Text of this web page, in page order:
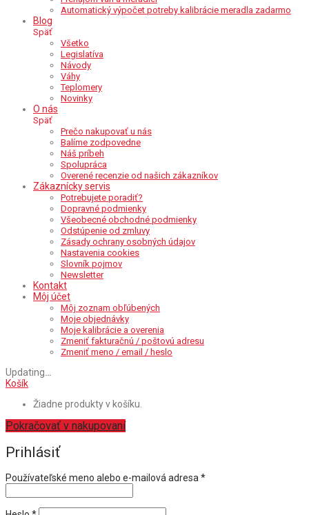
Automatický výpočet potreby kalibrácie meradla zadarmo
Blog
Späť
Všetko
Legislatíva
Návody
Váhy
Teplomery
Novinky
O nás
Späť
Prečo nakupovať u nás
Balíme zodpovedne
Náš príbeh
Spolupráca
Overené recenzie od našich zákazníkov
Zákaznícky servis
Potrebujete poradiť?
Dopravné podmienky
Všeobecné obchodné podmienky
Odstúpenie od zmluvy
Zásady ochrany osobných údajov
Nastavenia cookies
Slovník pojmov
Newsletter
Kontakt
Môj účet
Môj zoznam obľúbených
Moje objednávky
Moje kalibrácie a overenia
Zmeniť fakturačnú / poštovú adresu
Zmeniť meno / email / heslo
Updating…
Košík
Žiadne produkty v košíku.
Pokračovať v nakupovaní
Prihlásiť
Používateľské meno alebo e-mailová adresa*Povinné
Povinné